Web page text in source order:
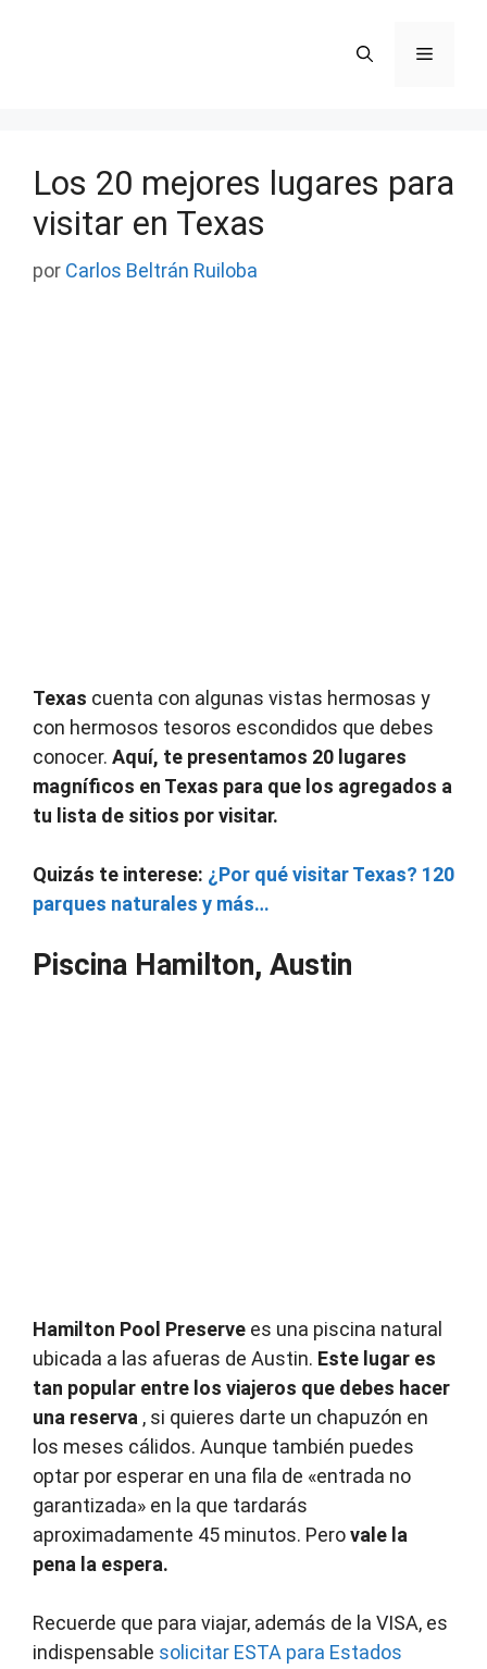
Menú
Los 20 mejores lugares para
visitar en Texas
por Carlos Beltrán Ruiloba
Texas cuenta con algunas vistas hermosas y
con hermosos tesoros escondidos que debes
conocer. Aquí, te presentamos 20 lugares
magníficos en Texas para que los agregados a
tu lista de sitios por visitar.
Quizás te interese: ¿Por qué visitar Texas? 120
parques naturales y más…
Piscina Hamilton, Austin
Hamilton Pool Preserve es una piscina natural
ubicada a las afueras de Austin. Este lugar es
tan popular entre los viajeros que debes hacer
una reserva , si quieres darte un chapuzón en
los meses cálidos. Aunque también puedes
optar por esperar en una fila de «entrada no
garantizada» en la que tardarás
aproximadamente 45 minutos. Perovale la
pena la espera.
Recuerde que para viajar, además de la VISA, es
indispensable solicitar ESTA para Estados